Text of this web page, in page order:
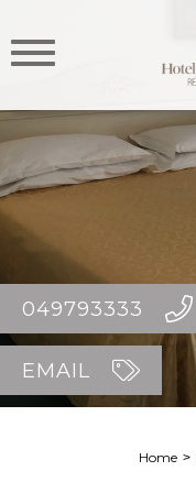
049793333
EMAIL
Home